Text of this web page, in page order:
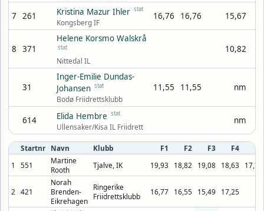
7 261 Kristina Mazur Ihler stat
Kongsberg IF
16,76 16,76 15,67
8 371
Helene Korsmo Walskrå
stat
Nittedal IL
10,82
31
Inger-Emilie Dundas-
Johansen stat
Bodø Friidrettsklubb
11,55 11,55 nm
614 Elida Hembre stat
Ullensaker/Kisa IL Friidrett
nm
Startnr Navn Klubb F1 F2 F3 F4
F5
1
551
Martine
Rooth
Tjalve, IK 19,93 18,82 19,08 18,63 17,79
2 421
Norah
Brenden-
Eikrehagen
Ringerike
Friidrettsklubb
16,77 16,55 15,49 17,25